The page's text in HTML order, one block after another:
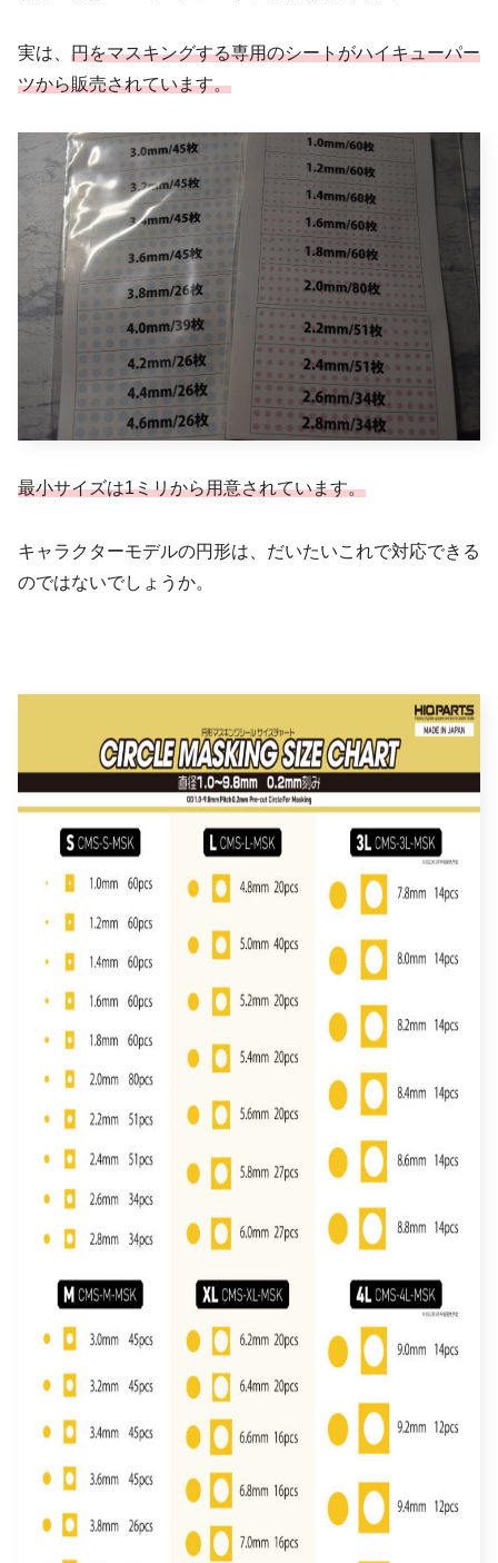
実は、 円をマスキングする専用のシートがハイキューパー
ツから販売されています。
最小サイズは1ミリから用意されています。
キャラクターモデルの円形は、だいたいこれで対応できる
のではないでしょうか。